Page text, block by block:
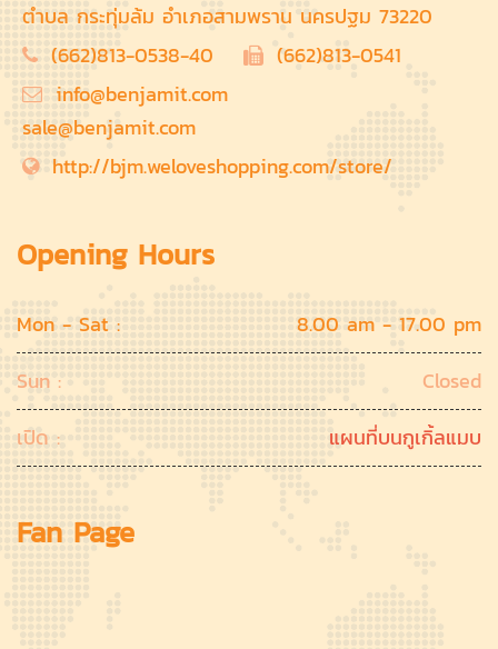
ตำบล กระทุ่มล้ม อำเภอสามพราน นครปฐม 73220
(662)813-0538-40
(662)813-0541
info@benjamit.com
sale@benjamit.com
http://bjm.weloveshopping.com/store/
Opening Hours
Mon - Sat :
8.00 am - 17.00 pm
Sun :
Closed
เปิด :
แผนที่บนกูเกิ้ลแมบ
Fan Page